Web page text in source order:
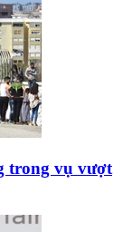
trong vụ vượt